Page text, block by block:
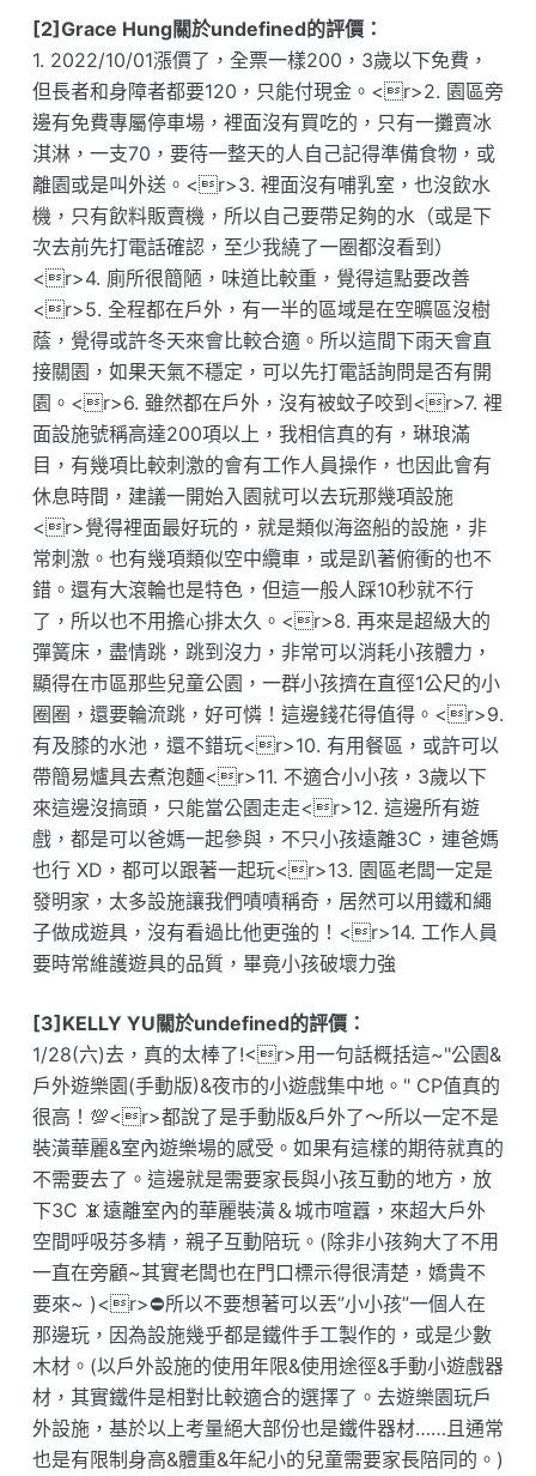
[2]Grace Hung關於undefined的評價：
1. 2022/10/01漲價了，全票一樣200，3歲以下免費，
但長者和身障者都要120，只能付現金。<r>2. 園區旁
邊有免費專屬停車場，裡面沒有買吃的，只有一攤賣冰
淇淋，一支70，要待一整天的人自己記得準備食物，或
離園或是叫外送。<r>3. 裡面沒有哺乳室，也沒飲水
機，只有飲料販賣機，所以自己要帶足夠的水（或是下
次去前先打電話確認，至少我繞了一圈都沒看到）
<r>4. 廁所很簡陋，味道比較重，覺得這點要改善
<r>5. 全程都在戶外，有一半的區域是在空曠區沒樹
蔭，覺得或許冬天來會比較合適。所以這間下雨天會直
接關園，如果天氣不穩定，可以先打電話詢問是否有開
園。<r>6. 雖然都在戶外，沒有被蚊子咬到<r>7. 裡
面設施號稱高達200項以上，我相信真的有，琳琅滿
目，有幾項比較刺激的會有工作人員操作，也因此會有
休息時間，建議一開始入園就可以去玩那幾項設施
<r>覺得裡面最好玩的，就是類似海盜船的設施，非
常刺激。也有幾項類似空中纜車，或是趴著俯衝的也不
錯。還有大滾輪也是特色，但這一般人踩10秒就不行
了，所以也不用擔心排太久。<r>8. 再來是超級大的
彈簧床，盡情跳，跳到沒力，非常可以消耗小孩體力，
顯得在市區那些兒童公園，一群小孩擠在直徑1公尺的小
圈圈，還要輪流跳，好可憐！這邊錢花得值得。<r>9.
有及膝的水池，還不錯玩<r>10. 有用餐區，或許可以
帶簡易爐具去煮泡麵<r>11. 不適合小小孩，3歲以下
來這邊沒搞頭，只能當公園走走<r>12. 這邊所有遊
戲，都是可以爸媽一起參與，不只小孩遠離3C，連爸媽
也行 XD，都可以跟著一起玩<r>13. 園區老闆一定是
發明家，太多設施讓我們嘖嘖稱奇，居然可以用鐵和繩
子做成遊具，沒有看過比他更強的！<r>14. 工作人員
要時常維護遊具的品質，畢竟小孩破壞力強
[3]KELLY YU關於undefined的評價：
1/28(六)去，真的太棒了!<r>用一句話概括這~"公園&
戶外遊樂園(手動版)&夜市的小遊戲集中地。" CP值真的
很高！💯<r>都說了是手動版&戶外了～所以一定不是
裝潢華麗&室內遊樂場的感受。如果有這樣的期待就真的
不需要去了。這邊就是需要家長與小孩互動的地方，放
下3C 📵遠離室內的華麗裝潢＆城市喧囂，來超大戶外
空間呼吸芬多精，親子互動陪玩。(除非小孩夠大了不用
一直在旁顧~其實老闆也在門口標示得很清楚，嬌貴不
要來~ )<r>⛔️所以不要想著可以丟”小小孩”一個人在
那邊玩，因為設施幾乎都是鐵件手工製作的，或是少數
木材。(以戶外設施的使用年限&使用途徑&手動小遊戲器
材，其實鐵件是相對比較適合的選擇了。去遊樂園玩戶
外設施，基於以上考量絕大部份也是鐵件器材……且通常
也是有限制身高&體重&年紀小的兒童需要家長陪同的。)